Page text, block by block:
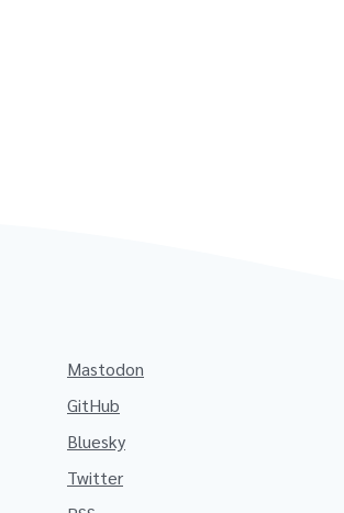
Mastodon
GitHub
Bluesky
Twitter